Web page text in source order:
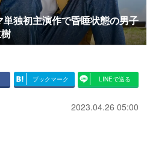
独初主演作で昏睡状態の男子
ブックマーク LINEで送る
2023.04.26 05:00